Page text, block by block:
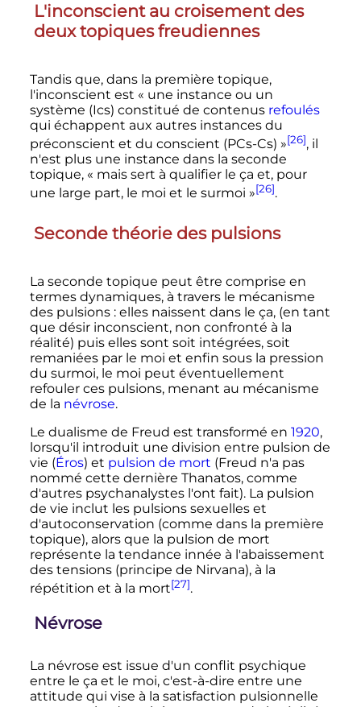
L'inconscient au croisement des
deux topiques freudiennes
Tandis que, dans la première topique,
l'inconscient est « une instance ou un
système (Ics) constitué de contenus refoulés
qui échappent aux autres instances du
préconscient et du conscient (PCs-Cs) »[26], il
n'est plus une instance dans la seconde
topique, « mais sert à qualifier le ça et, pour
une large part, le moi et le surmoi »[26].
Seconde théorie des pulsions
La seconde topique peut être comprise en
termes dynamiques, à travers le mécanisme
des pulsions : elles naissent dans le ça, (en tant
que désir inconscient, non confronté à la
réalité) puis elles sont soit intégrées, soit
remaniées par le moi et enfin sous la pression
du surmoi, le moi peut éventuellement
refouler ces pulsions, menant au mécanisme
de la névrose.
Le dualisme de Freud est transformé en 1920,
lorsqu'il introduit une division entre pulsion de
vie (Éros) et pulsion de mort (Freud n'a pas
nommé cette dernière Thanatos, comme
d'autres psychanalystes l'ont fait). La pulsion
de vie inclut les pulsions sexuelles et
d'autoconservation (comme dans la première
topique), alors que la pulsion de mort
représente la tendance innée à l'abaissement
des tensions (principe de Nirvana), à la
répétition et à la mort[27].
Névrose
La névrose est issue d'un conflit psychique
entre le ça et le moi, c'est-à-dire entre une
attitude qui vise à la satisfaction pulsionnelle